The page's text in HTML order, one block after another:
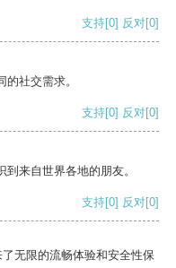
支持[0] 反对[0]
社交需求。
支持[0] 反对[0]
来自世界各地的朋友。
支持[0] 反对[0]
无限的流畅体验和安全性保